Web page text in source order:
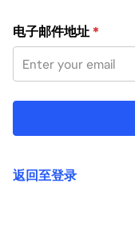
使用您的电子邮件重
电子邮件地址*
返回至登录